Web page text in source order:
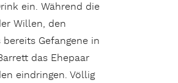
ein. Während die
Willen, den
Gefangene in
das Ehepaar
eindringen. Völlig